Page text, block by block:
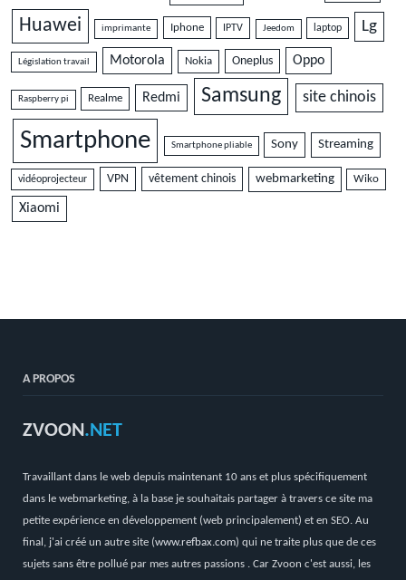
Huawei imprimante Iphone IPTV Jeedom laptop Lg
Législation travail Motorola Nokia Oneplus Oppo
Raspberry pi Realme Redmi Samsung site chinois
Smartphone Smartphone pliable Sony Streaming
vidéoprojecteur VPN vêtement chinois webmarketing Wiko
Xiaomi
A PROPOS
ZVOON.NET
Travaillant dans le web depuis maintenant 10 ans et plus spécifiquement
dans le webmarketing, à la base je souhaitais partager à travers ce site ma
petite expérience en développement (web principalement) et en SEO. Au
final, j'ai créé un autre site (www.refbax.com) qui ne traite plus que de ces
sujets sans être pollué par mes autres passions . Car Zvoon c'est aussi, les